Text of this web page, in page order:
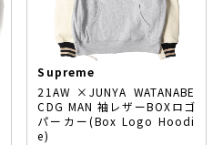
Supreme
21AW ×JUNYA WATANABE
CDG MAN 袖レザーBOXロゴ
パーカー(Box Logo Hoodi
e)